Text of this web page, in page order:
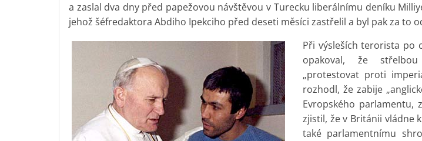
a zaslal dva dny před papežovou návštěvou v Turecku liberálnímu deníku
jehož šéfredaktora Abdiho Ipekciho před deseti měsíci zastřelil a byl pak za to
Při výsleších terorista po
opakoval, že
„protestovat proti
rozhodl, že zabije
Evropského parlamentu,
zjistil, že v Británii vládne
také parlamentnímu